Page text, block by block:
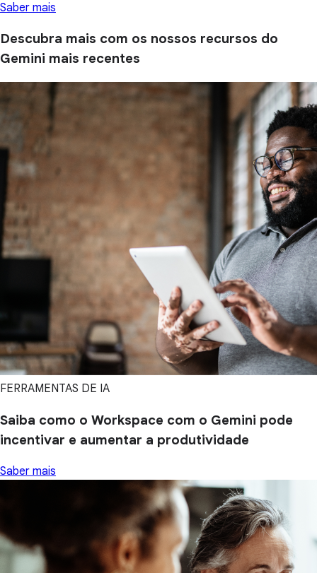
Saber mais
Descubra mais com os nossos recursos do
Gemini mais recentes
FERRAMENTAS DE IA
Saiba como o Workspace com o Gemini pode
incentivar e aumentar a produtividade
Saber mais